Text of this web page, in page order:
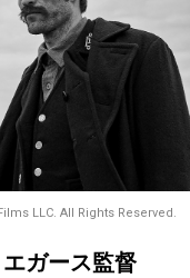
Films LLC. All Rights Reserved.
エガース監督